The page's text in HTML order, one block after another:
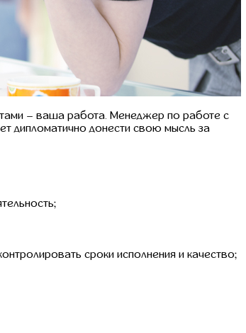
– ваша работа. Менеджер по работе с
дипломатично донести свою мысль за
сроки исполнения и качество;